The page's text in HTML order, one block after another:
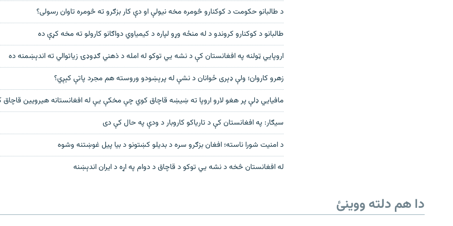
راسره ملګري شئ
د طالبانو حکومت د کوکنارو څومره مخه نیولې او دې کار بزګرو ته څومره تاوان رسولی؟
طالبانو د کوکنارو کروندو د له منځه وړو لپاره د کیمیاوي دواګانو کارولو ته مخه کړې ده
اروپايي ټولنه په افغانستان کې د نشه یي توکو له امله د ذهني ګډوډۍ زیاتوالي ته اندېښمنه ده
زهرو کاروان؛ ولې ډېری ځوانان د نشې له پرېښودو وروسته هم مجرد پاتې کېږي؟
مافیايي ډلې پر هغو لارو اروپا ته ښیښه قاچاق کوي چې مخکې یې له افغانستانه هیرویین
سیګار: په افغانستان کې د تارياکو کاروبار د ودې په حال کې دی
د امنیت شورا ناسته؛ افغان بزګرو سره د بدیلو کښتونو د بیا پيل غوښتنه وشوه
له افغانستان څخه د نشه یي توکو د قاچاق د دوام په اړه د ایران اندېښنه
دا هم دلته ووینئ